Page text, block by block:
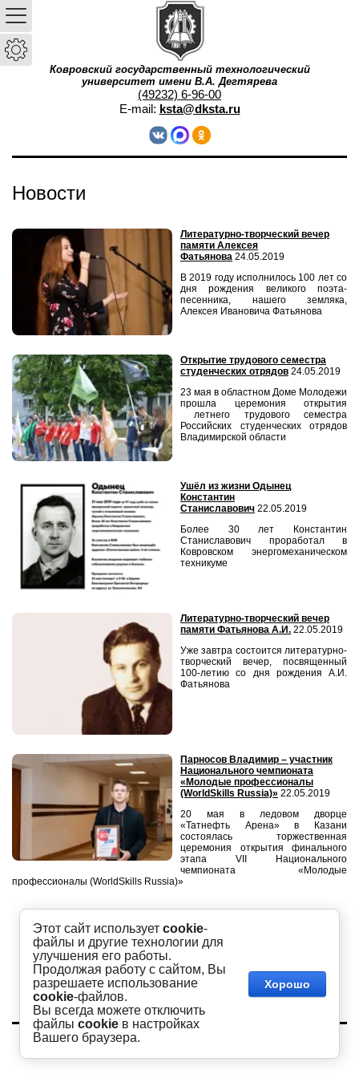
Ковровский государственный технологический
университет имени В.А. Дегтярева
(49232) 6-96-00
E-mail: ksta@dksta.ru
Новости
Литературно-творческий вечер
памяти Алексея
Фатьянова 24.05.2019
В 2019 году исполнилось 100 лет со
дня рождения великого поэта-
песенника, нашего земляка,
Алексея Ивановича Фатьянова
Открытие трудового семестра
студенческих отрядов 24.05.2019
23 мая в областном Доме Молодежи
прошла церемония открытия
летнего трудового семестра
Российских студенческих отрядов
Владимирской области
Ушёл из жизни Одынец
Константин
Станиславович 22.05.2019
Более 30 лет Константин
Станиславович проработал в
Ковровском энергомеханическом
техникуме
Литературно-творческий вечер
памяти Фатьянова А.И. 22.05.2019
Уже завтра состоится литературно-
творческий вечер, посвященный
100-летию со дня рождения А.И.
Фатьянова
Парносов Владимир – участник
Национального чемпионата
«Молодые профессионалы
(WorldSkills Russia)» 22.05.2019
20 мая в ледовом дворце
«Татнефть Арена» в Казани
состоялась торжественная
церемония открытия финального
этапа VII Национального
чемпионата «Молодые
профессионалы (WorldSkills Russia)»
Больше новостей
Copyright © 2016 - 2026
Этот сайт использует cookie-
файлы и другие технологии для
улучшения его работы.
Продолжая работу с сайтом, Вы
разрешаете использование
cookie-файлов.
Вы всегда можете отключить
файлы cookie в настройках
Вашего браузера.
Хорошо